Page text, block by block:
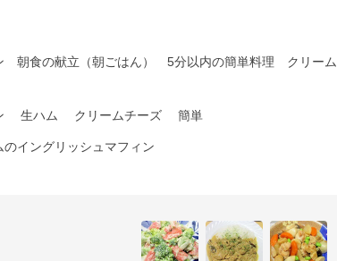
朝食の献立（朝ごはん） 5分以内の簡単料理
クリーム
生ハム クリームチーズ 簡単
イングリッシュマフィン